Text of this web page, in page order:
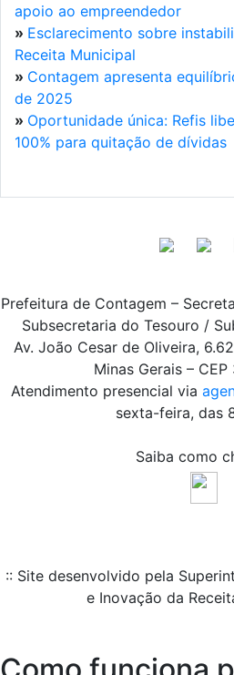
apoio ao empreendedor
» Esclarecimento sobre
Receita Municipal
» Contagem apresenta
de 2025
» Oportunidade única: Refis
100% para quitação de dívidas
Prefeitura de Contagem –
Subsecretaria do Tesouro /
Av. João Cesar de Oliveira,
Minas Gerais –
Atendimento presencial via
sexta-feira, das
Saiba como
:: Site desenvolvido pela
e Inovação da